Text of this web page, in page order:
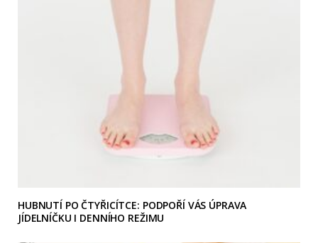
HUBNUTÍ PO ČTYŘICÍTCE: PODPOŘÍ VÁS ÚPRAVA
JÍDELNÍČKU I DENNÍHO REŽIMU